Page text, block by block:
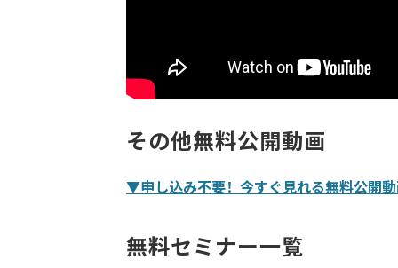
その他無料公開動画
▼申し込み不要！今すぐ見れる無料公開
無料セミナー一覧